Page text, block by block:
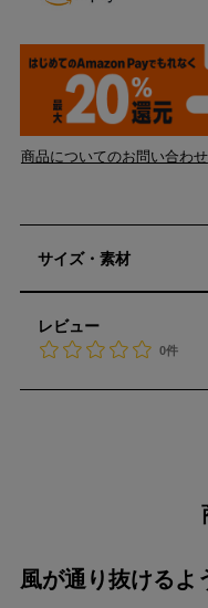
商品についてのお問い合わせ
サイズ・素材
レビュー
0件
風が通り抜けるよ